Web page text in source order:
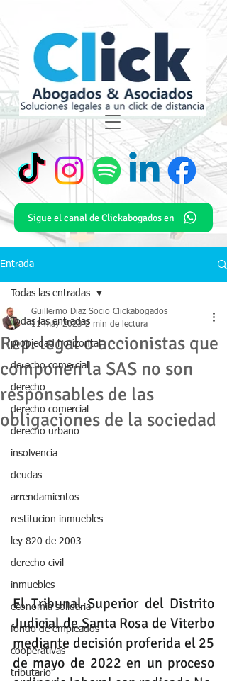
Sigue el canal de Clickabogados en
Entrada
Todas las entradas
propiedad horizontal
derecho comercial
derecho
derecho comercial
derecho urbano
insolvencia
deudas
arrendamientos
restitucion inmuebles
ley 820 de 2003
derecho civil
inmuebles
economia solidaria
fondo de empleados
cooperativas
tributario
Todas las entradas
Rep. legal o accionistas que
componen la SAS no son
responsables de las
obligaciones de la sociedad
Guillermo Diaz Socio Clickabogados
11 may 2023 2 min de lectura
El Tribunal Superior del Distrito
Judicial de Santa Rosa de Viterbo
mediante decisión proferida el 25
de mayo de 2022 en un proceso